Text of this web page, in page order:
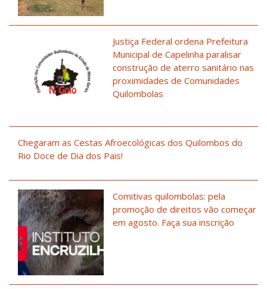
Justiça Federal ordena Prefeitura
Municipal de Capelinha paralisar
construção de aterro sanitário nas
proximidades de Comunidades
Quilombolas
Chegaram as Cestas Afroecológicas dos Quilombos do
Rio Doce de Dia dos Pais!
Comitivas quilombolas: pela
promoção de direitos vão começar
em agosto. Faça sua inscrição